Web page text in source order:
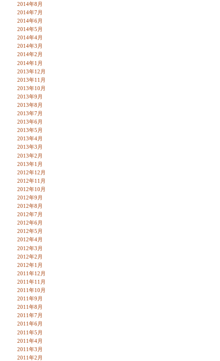
2014年8月
2014年7月
2014年6月
2014年5月
2014年4月
2014年3月
2014年2月
2014年1月
2013年12月
2013年11月
2013年10月
2013年9月
2013年8月
2013年7月
2013年6月
2013年5月
2013年4月
2013年3月
2013年2月
2013年1月
2012年12月
2012年11月
2012年10月
2012年9月
2012年8月
2012年7月
2012年6月
2012年5月
2012年4月
2012年3月
2012年2月
2012年1月
2011年12月
2011年11月
2011年10月
2011年9月
2011年8月
2011年7月
2011年6月
2011年5月
2011年4月
2011年3月
2011年2月